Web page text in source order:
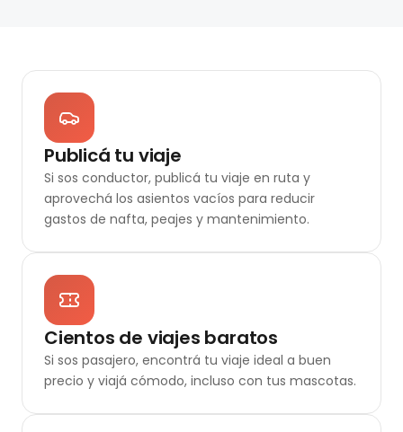
Publicá tu viaje
Si sos conductor, publicá tu viaje en ruta y
aprovechá los asientos vacíos para reducir
gastos de nafta, peajes y mantenimiento.
Cientos de viajes baratos
Si sos pasajero, encontrá tu viaje ideal a buen
precio y viajá cómodo, incluso con tus mascotas.